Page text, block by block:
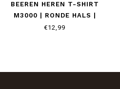
BEEREN HEREN T-SHIRT
M3000 | RONDE HALS |
WIT
€12,99